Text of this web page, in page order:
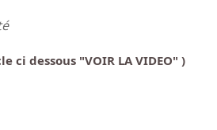
ci dessous "VOIR LA VIDEO" )